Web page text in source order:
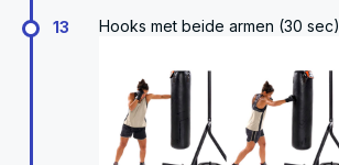
13 Hooks met beide armen (30 sec)